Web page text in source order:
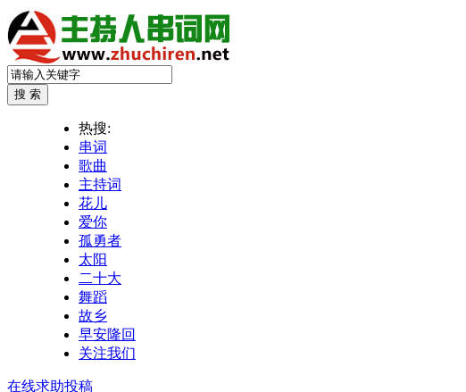
热搜:
串词
歌曲
主持词
花儿
爱你
孤勇者
太阳
二十大
舞蹈
故乡
早安隆回
关注我们
在线求助投稿